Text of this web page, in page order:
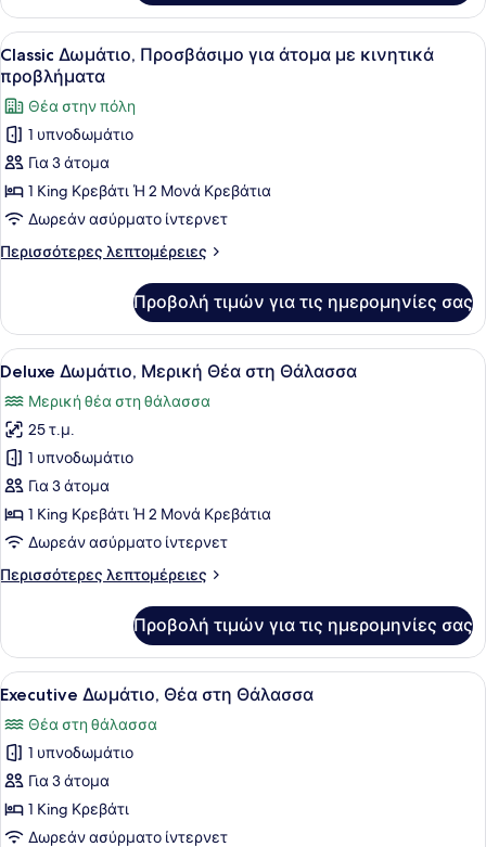
Δωμάτιο,
Μερική
Θέα
στη
Θάλασσα
Προβολή
όλων
των
φωτογραφιών
για
Classic
Δωμάτιο,
Προσβάσιμο
για
άτομα
κινητικά
προβλήματα
Ένα δωμάτιο ξενοδοχείου με ένα
5
Classic Δωμάτιο, Προσβάσιμο για άτομα με κινητικά
προβλήματα
Θέα στην πόλη
1 υπνοδωμάτιο
Για 3 άτομα
1 King Κρεβάτι Ή 2 Μονά Κρεβάτια
Δωρεάν ασύρματο ίντερνετ
Περισσότερες λεπτομέρειες
Περισσότερες
Δωμάτιο,
Προσβάσιμο
για
με
κινητικά
προβλήματα
Προβολή τιμών για τις ημερομηνίες σας
Προβολή
όλων
των
φωτογραφιών
για
Deluxe
Δωμάτιο,
Μερική
στη
Ένα δωμάτιο ξενοδοχείου με ένα
5
Deluxe Δωμάτιο, Μερική Θέα στη Θάλασσα
Μερική θέα στη θάλασσα
25 τ.μ.
1 υπνοδωμάτιο
Για 3 άτομα
1 King Κρεβάτι Ή 2 Μονά Κρεβάτια
Δωρεάν ασύρματο ίντερνετ
Περισσότερες λεπτομέρειες
Περισσότερες
Δωμάτιο,
Μερική
Θέα
Θάλασσα
Προβολή τιμών για τις ημερομηνίες σας
Προβολή
όλων
των
φωτογραφιών
για
Executive
Δωμάτιο,
Ένα δωμάτιο ξενοδοχείου με ένα
4
Executive Δωμάτιο, Θέα στη Θάλασσα
Θέα στη θάλασσα
1 υπνοδωμάτιο
Για 3 άτομα
1 King Κρεβάτι
Δωρεάν ασύρματο ίντερνετ